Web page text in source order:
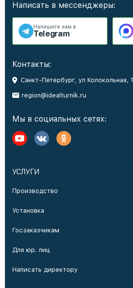
Написать в мессенджеры:
Напишите нам в
Telegram
Контакты:
Санкт-Петербург, ул Колокольная, 1
region@idealturnik.ru
Мы в социальных сетях:
УСЛУГИ
Производство
Установка
Госзаказчикам
Для юр. лиц
Написать директору